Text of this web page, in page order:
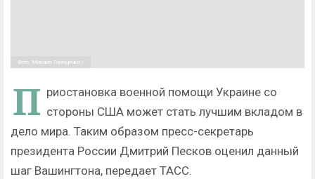
Фото: Михаил Терещенко /
П риостановка военной помощи Украине со
стороны США может стать лучшим вкладом в
дело мира. Таким образом пресс-секретарь
президента России Дмитрий Песков оценил данный
шаг Вашингтона, передает ТАСС.